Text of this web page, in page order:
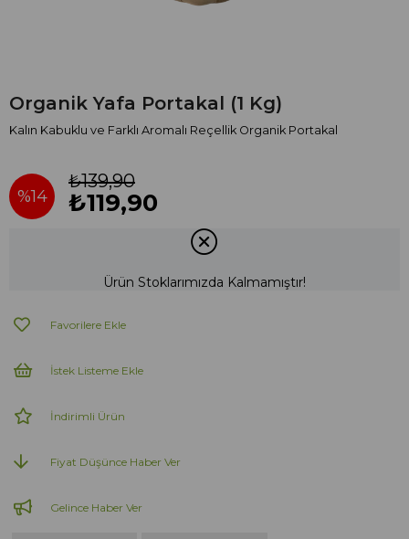
Organik Yafa Portakal (1 Kg)
Kalın Kabuklu ve Farklı Aromalı Reçellik Organik Portakal
%14
₺139,90
₺119,90
Ürün Stoklarımızda Kalmamıştır!
Favorilere Ekle
İstek Listeme Ekle
İndirimli Ürün
Fiyat Düşünce Haber Ver
Gelince Haber Ver